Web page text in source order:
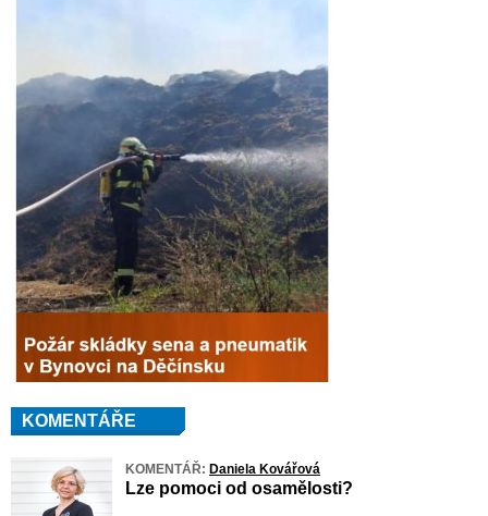
KOMENTÁŘE
KOMENTÁŘ: Daniela Kovářová
Lze pomoci od osamělosti?